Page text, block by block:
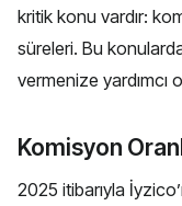
kritik konu vardır:
süreleri. Bu
vermenize yardımcı
Komisyon
2025 itibarıyla